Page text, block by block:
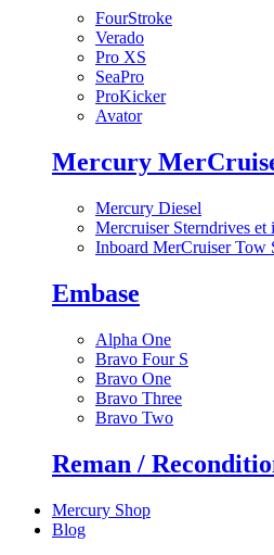
FourStroke
Verado
Pro XS
SeaPro
ProKicker
Avator
Mercury
Mercury Diesel
Mercruiser Sterndrives et
Inboard MerCruiser Tow
Embase
Alpha One
Bravo Four S
Bravo One
Bravo Three
Bravo Two
Reman /
Mercury Shop
Blog